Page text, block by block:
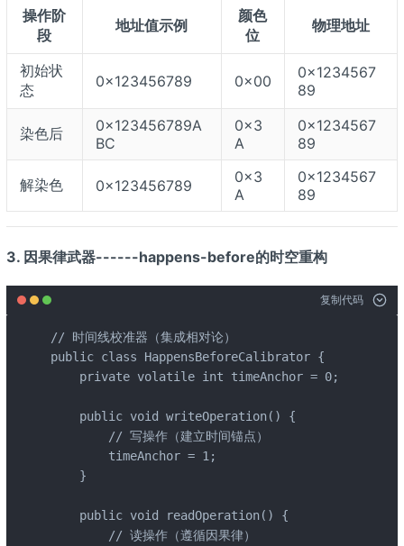
操作阶
段
地址值示例
颜色
位
物理地址
初始状
态
0x123456789 0x00
0x1234567
89
染色后
0x123456789A
BC
0x3
A
0x1234567
89
解染色 0x123456789
0x3
A
0x1234567
89
3. 因果律武器------happens-before的时空重构
复制代码
// 时间线校准器（集成相对论）
public class HappensBeforeCalibrator {
    private volatile int timeAnchor = 0;
    public void writeOperation() {
        // 写操作（建立时间锚点）
        timeAnchor = 1;
    }
    public void readOperation() {
        // 读操作（遵循因果律）